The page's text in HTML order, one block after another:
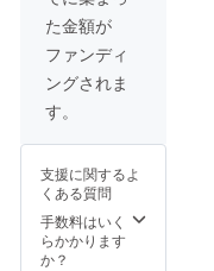
バーガ
ン
ディー
／グ
レー
.L.XL.X
XL
リ豊富
で各サ
イズご
用意で
きま
限定、
にてご
提供さ
せてい
ただき
た金額が
ファンディ
ングされま
す。
支援に関するよ
くある質問
手数料はいく
らかかります
か？